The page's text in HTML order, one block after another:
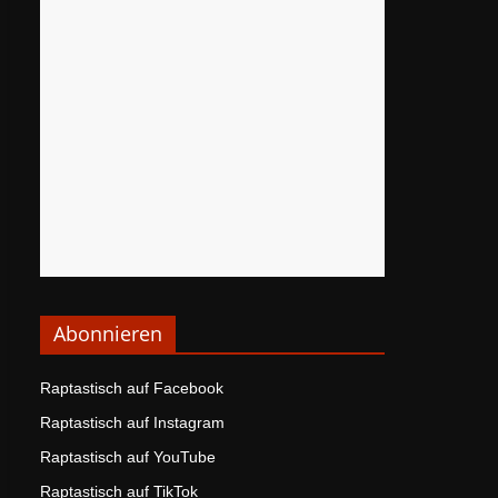
Abonnieren
Raptastisch auf Facebook
Raptastisch auf Instagram
Raptastisch auf YouTube
Raptastisch auf TikTok